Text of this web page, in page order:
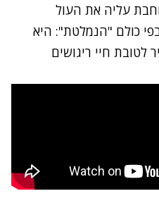
עליה את העול
כולם "הנמלטת": היא
חיי ריגושים